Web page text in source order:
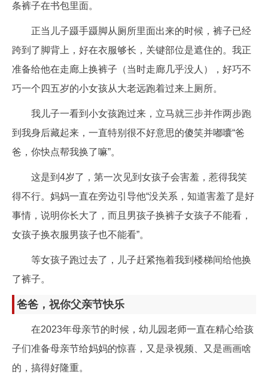
条裤子在书包里面。
正当儿子蹑手蹑脚从厕所里面出来的时候，裤子已经
跨到了脚背上，好在衣服够长，关键部位是遮住的。我正
准备给他在走廊上换裤子（当时走廊几乎没人），好巧不
巧一个四五岁的小女孩从大老远跑着过来上厕所。
我儿子一看到小女孩跑过来，立马就三步并作两步跑
到我身后藏起来，一直特别很不好意思的傻笑并嘟囔“爸
爸，你快点帮我换了嘛”。
这是到4岁了，第一次见到女孩子会害羞，惹得我笑
得不行。妈妈一直在旁边引导他“没关系，知道害羞了是好
事情，说明你长大了，而且男孩子换裤子女孩子不能看，
女孩子换衣服男孩子也不能看”。
等女孩子跑过去了，儿子赶紧拖着我到楼梯间给他换
了裤子。
爸爸，祝你父亲节快乐
在2023年母亲节的时候，幼儿园老师一直在精心给孩
子们准备母亲节给妈妈的惊喜，又是录视频、又是画画啥
的，搞得好隆重。